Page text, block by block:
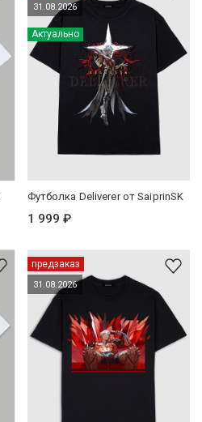
31.08.2026
Актуально
Футболка Deliverer от SaiprinSK
1 999 ₽
предзаказ
31.08.2026